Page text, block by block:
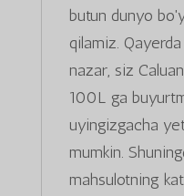
butun dunyo
qilamiz.
nazar, siz
100L ga
uyingizgacha
mumkin.
mahsulotning